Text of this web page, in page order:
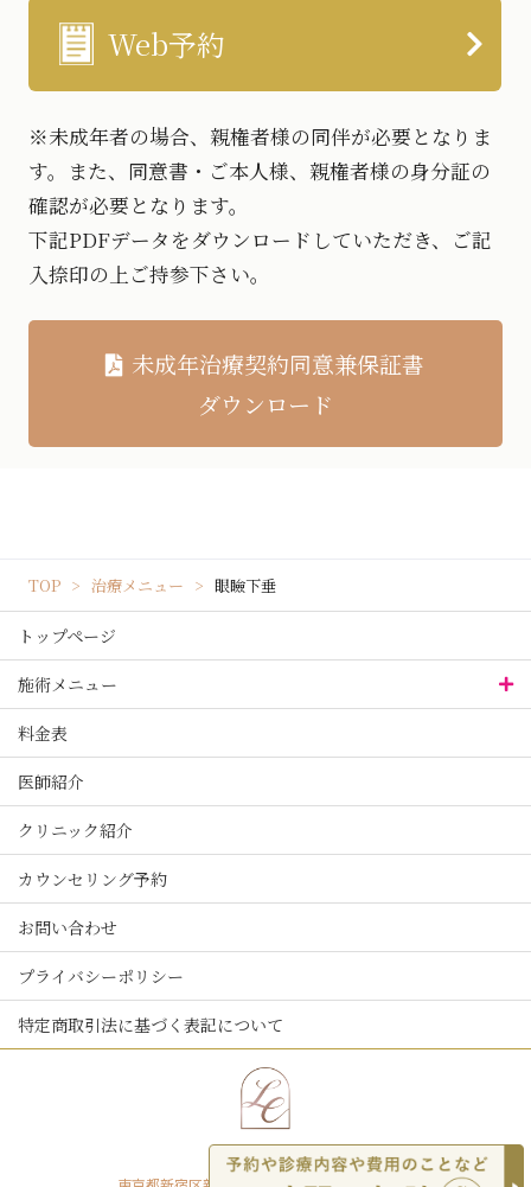
Web予約
※未成年者の場合、親権者様の同伴が必要となりま
す。また、同意書・ご本人様、親権者様の身分証の
確認が必要となります。
下記PDFデータをダウンロードしていただき、ご記
入捺印の上ご持参下さい。
未成年治療契約同意兼保証書
ダウンロード
TOP 治療メニュー 眼瞼下垂
トップページ
施術メニュー
料金表
医師紹介
クリニック紹介
カウンセリング予約
お問い合わせ
プライバシーポリシー
特定商取引法に基づく表記について